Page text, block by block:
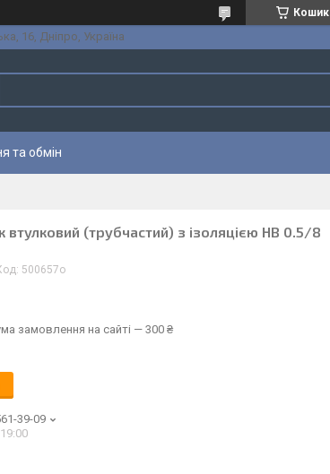
Кошик
16, Дніпро, Україна
та обмін
втулковий (трубчастий) з ізоляцією HB 0.5/8
500657о
замовлення на сайті — 300 ₴
39-09